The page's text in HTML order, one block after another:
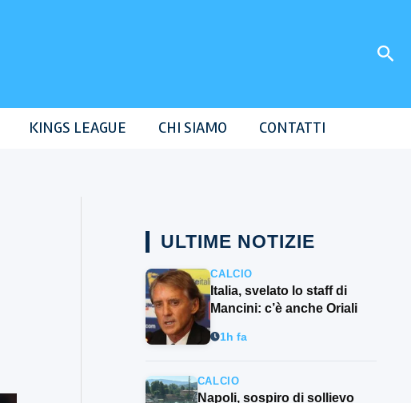
KINGS LEAGUE CHI SIAMO CONTATTI
ULTIME NOTIZIE
CALCIO
Italia, svelato lo staff di
Mancini: c’è anche Oriali
1h fa
CALCIO
Napoli, sospiro di sollievo